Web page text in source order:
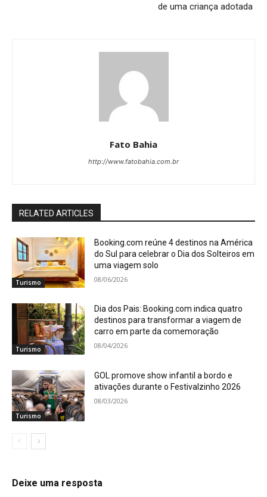
de uma criança adotada
Fato Bahia
http://www.fatobahia.com.br
RELATED ARTICLES
Turismo
Booking.com reúne 4 destinos na América
do Sul para celebrar o Dia dos Solteiros em
uma viagem solo
08/06/2026
Turismo
Dia dos Pais: Booking.com indica quatro
destinos para transformar a viagem de
carro em parte da comemoração
08/04/2026
Turismo
GOL promove show infantil a bordo e
ativações durante o Festivalzinho 2026
08/03/2026
Deixe uma resposta